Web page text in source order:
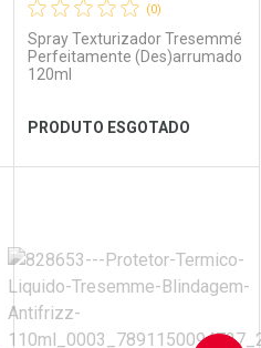
Ver Desconto Convênio
(0)
Spray Texturizador Tresemmé
Perfeitamente (Des)arrumado
120ml
PRODUTO ESGOTADO
Laboratório
Por Menos